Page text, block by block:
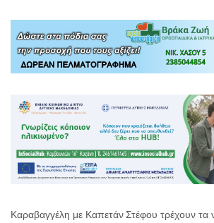
Καραβαγγέλη με Καπετάν Στέφου τρέχουν τα